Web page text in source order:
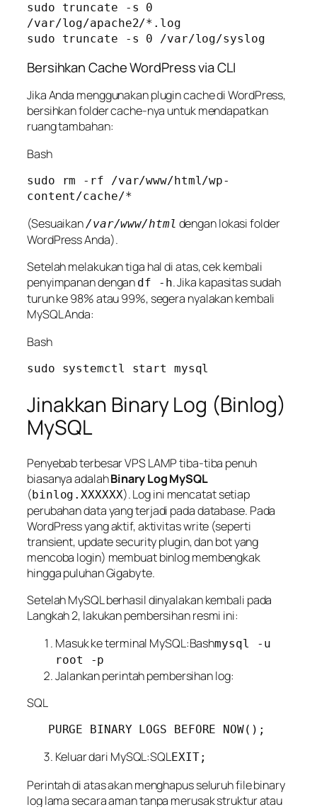
sudo truncate -s 0
/var/log/apache2/*.log
Bersihkan Cache WordPress via CLI
Jika Anda menggunakan plugin cache di WordPress,
bersihkan folder cache-nya untuk mendapatkan
ruang tambahan:
Bash
sudo rm -rf /var/www/html/wp-
(Sesuaikan/var/www/html dengan lokasi folder
WordPress Anda).
Setelah melakukan tiga hal di atas, cek kembali
penyimpanan dengan df -h. Jika kapasitas sudah
turun ke 98% atau 99%, segera nyalakan kembali
MySQL Anda:
Bash
Jinakkan Binary Log (Binlog)
MySQL
Penyebab terbesar VPS LAMP tiba-tiba penuh
biasanya adalahBinary Log MySQL
( binlog.XXXXXX). Log ini mencatatsetiap
perubahan datayang terjadi pada database. Pada
WordPress yang aktif, aktivitaswrite (seperti
transient, update security plugin, dan bot yang
mencoba login) membuat binlog membengkak
hingga puluhan Gigabyte.
Setelah MySQL berhasil dinyalakan kembali pada
Langkah 2, lakukan pembersihan resmi ini:
Masuk ke terminal MySQL:Bashmysql -u
root -p
Jalankan perintah pembersihan log:
SQL
Keluar dari MySQL:SQLEXIT;
Perintah di atas akan menghapus seluruh file binary
log lama secara aman tanpa merusak struktur atau